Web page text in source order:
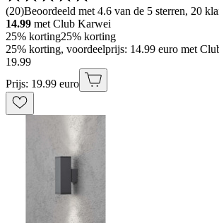
(20)Beoordeeld met 4.6 van de 5 sterren, 20
14.99 met Club Karwei
25% korting25% korting
25% korting, voordeelprijs: 14.99 euro met
19.99
Prijs: 19.99 euro